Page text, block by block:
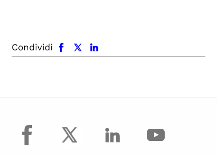
Condividi
facebook x.com linkedin
facebook